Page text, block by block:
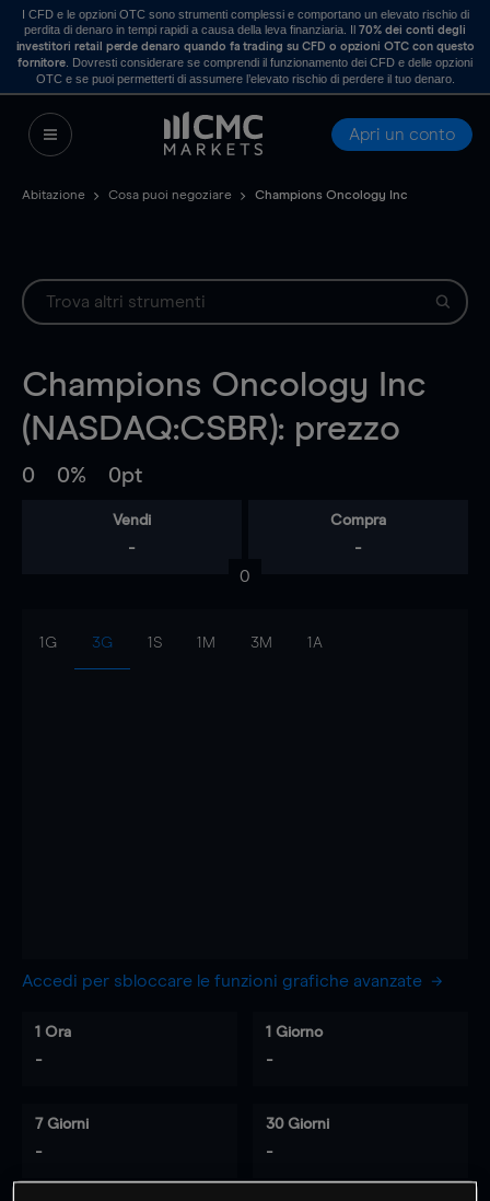
I CFD e le opzioni OTC sono strumenti complessi e comportano un elevato rischio di
perdita di denaro in tempi rapidi a causa della leva finanziaria. Il70% dei conti degli
investitori retail perde denaro quando fa trading su CFD o opzioni OTC con questo
fornitore . Dovresti considerare se comprendi il funzionamento dei CFD e delle opzioni
OTC e se puoi permetterti di assumere l’elevato rischio di perdere il tuo denaro.
Apri un conto
Abitazione Cosa puoi negoziare Champions Oncology Inc
Champions Oncology Inc
(NASDAQ:CSBR): prezzo
0 0% 0pt
Vendi
-
Compra
-
0
1G 3G 1S 1M 3M 1A
Accedi per sbloccare le funzioni grafiche avanzate
1 Ora
-
1 Giorno
-
7 Giorni
-
30 Giorni
-